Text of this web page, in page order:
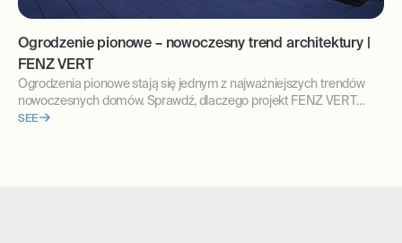
Ogrodzenie pionowe – nowoczesny trend architektury |
FENZ VERT
Ogrodzenia pionowe stają się jednym z najważniejszych trendów
nowoczesnych domów. Sprawdź, dlaczego projekt FENZ VERT
idealnie wpisuje się w współczesną architekturę.
SEE